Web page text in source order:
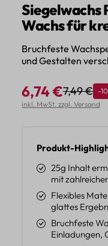
Siegelwachs
Wachs für
Bruchfeste
und Gestalten
Verkaufspreis:
6,74 €Regulärer
7,49 € -
inkl. MwSt. zzgl. Versand
Produkt-
25g Inhalt
mit
Flexibles
glattes
Bruchfeste
Einladungen,